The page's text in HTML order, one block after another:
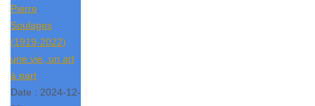
Pierre
Soulages
(1919-2022)
une vie, un art
à part
Date : 2024-12-